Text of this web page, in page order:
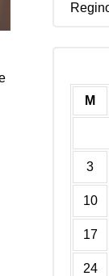
M
3
10
17
24